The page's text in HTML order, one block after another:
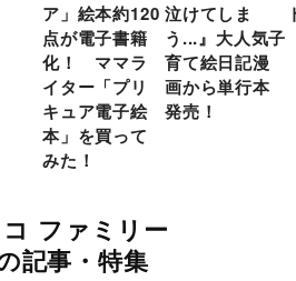
ア」絵本約120
点が電子書籍
化！ ママラ
イター「プリ
キュア電子絵
本」を買って
みた！
泣けてしま
う...』大人気子
育て絵日記漫
画から単行本
発売！
ファミリー
記事・特集